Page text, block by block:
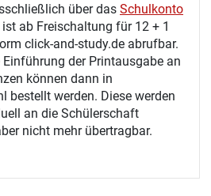
über das Schulkonto
ab Freischaltung für 12 + 1
click-and-study.de abrufbar.
der Printausgabe an
können dann in
bestellt werden. Diese werden
an die Schülerschaft
nicht mehr übertragbar.